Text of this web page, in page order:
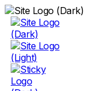
Skip
to
content